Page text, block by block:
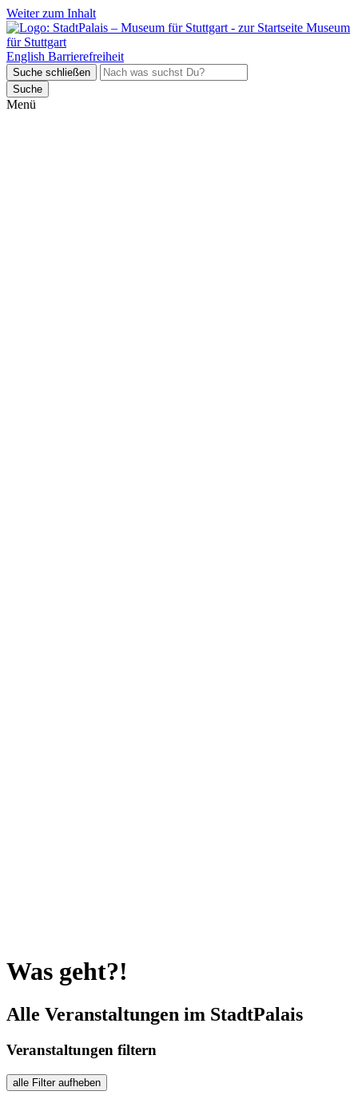
Weiter zum Inhalt
Museum
für Stuttgart
English Barrierefreiheit
Suche schließen
Suche
Menü
Was geht?!
Alle Veranstaltungen im StadtPalais
Veranstaltungen filtern
alle Filter aufheben